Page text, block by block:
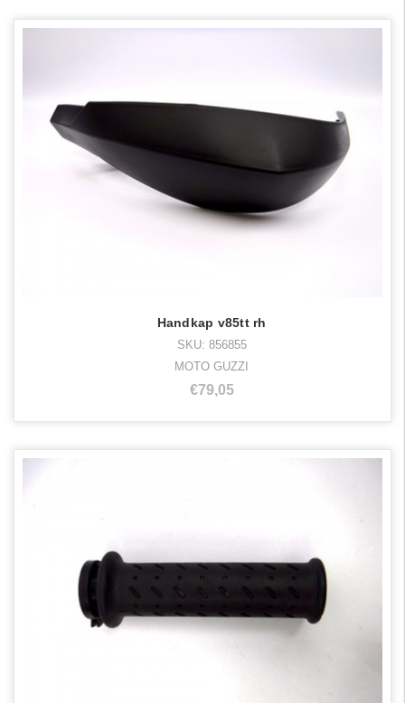
Handkap v85tt rh
SKU: 856855
MOTO GUZZI
€79,05